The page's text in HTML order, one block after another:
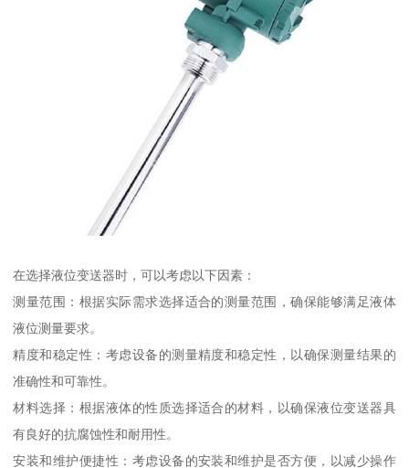
在选择液位变送器时，可以考虑以下因素：
测量范围：根据实际需求选择适合的测量范围，确保能够满足液体
液位测量要求。
精度和稳定性：考虑设备的测量精度和稳定性，以确保测量结果的
准确性和可靠性。
材料选择：根据液体的性质选择适合的材料，以确保液位变送器具
有良好的抗腐蚀性和耐用性。
安装和维护便捷性：考虑设备的安装和维护是否方便，以减少操作